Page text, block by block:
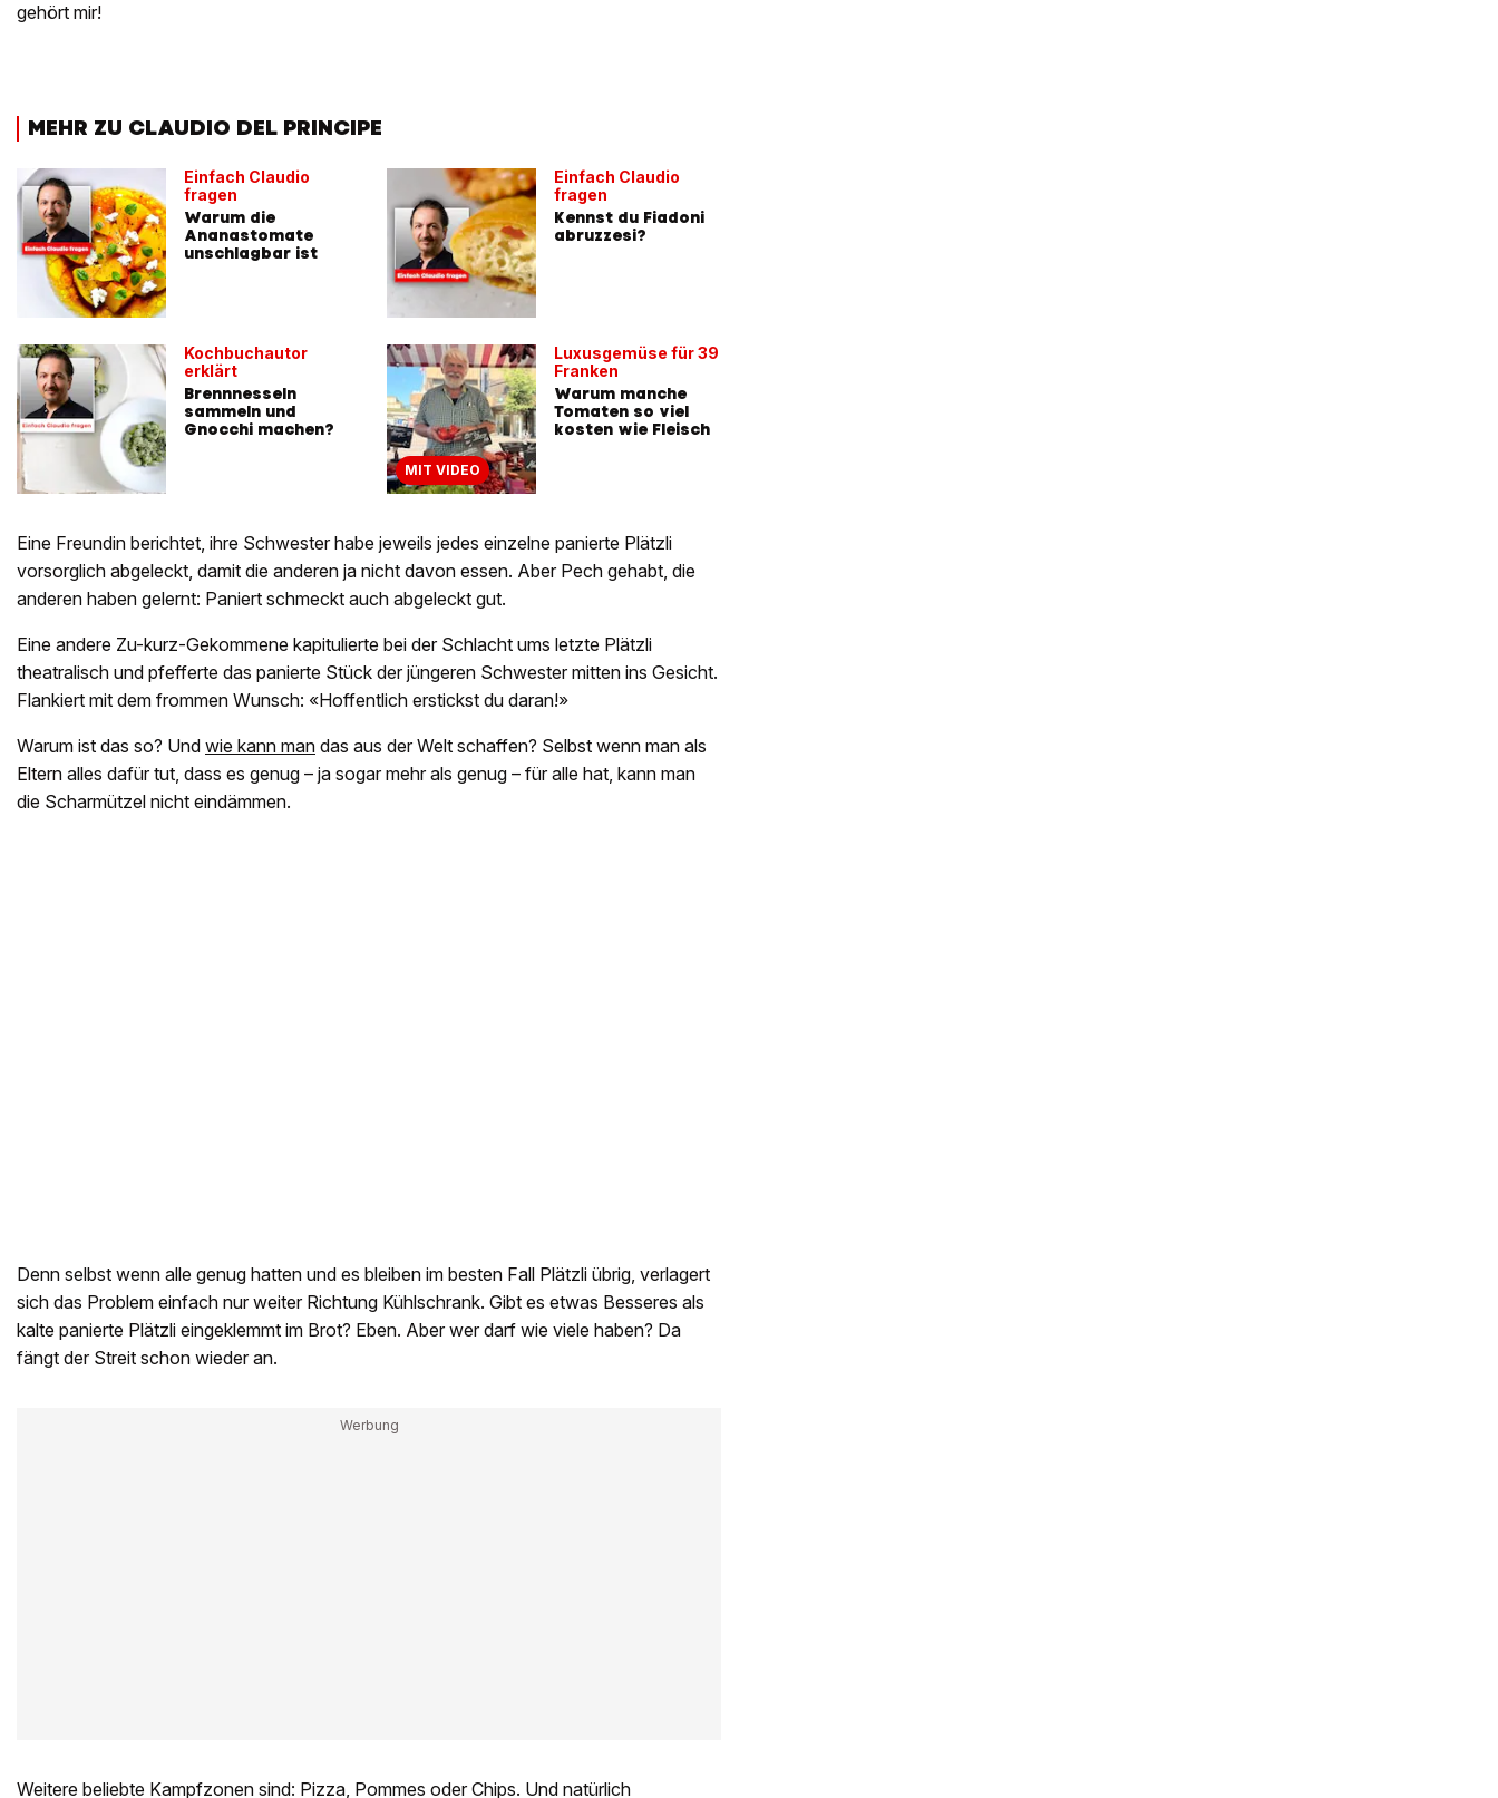
gehört mir!
MEHR ZU CLAUDIO DEL PRINCIPE
Einfach Claudio
fragen
Warum die
Ananastomate
unschlagbar ist
Kochbuchautor
erklärt
Brennnesseln
sammeln und
Gnocchi machen?
Einfach Claudio
fragen
Kennst du Fiadoni
abruzzesi?
MIT VIDEO
Luxusgemüse für 39
Franken
Warum manche
Tomaten so viel
kosten wie Fleisch
Eine Freundin berichtet, ihre Schwester habe jeweils jedes einzelne panierte Plätzli
vorsorglich abgeleckt, damit die anderen ja nicht davon essen. Aber Pech gehabt, die
anderen haben gelernt: Paniert schmeckt auch abgeleckt gut.
Eine andere Zu-kurz-Gekommene kapitulierte bei der Schlacht ums letzte Plätzli
theatralisch und pfefferte das panierte Stück der jüngeren Schwester mitten ins Gesicht.
Flankiert mit dem frommen Wunsch: «Hoffentlich erstickst du daran!»
Warum ist das so? Und wie kann man das aus der Welt schaffen? Selbst wenn man als
Eltern alles dafür tut, dass es genug – ja sogar mehr als genug – für alle hat, kann man
die Scharmützel nicht eindämmen.
Denn selbst wenn alle genug hatten und es bleiben im besten Fall Plätzli übrig, verlagert
sich das Problem einfach nur weiter Richtung Kühlschrank. Gibt es etwas Besseres als
kalte panierte Plätzli eingeklemmt im Brot? Eben. Aber wer darf wie viele haben? Da
fängt der Streit schon wieder an.
Weitere beliebte Kampfzonen sind: Pizza, Pommes oder Chips. Und natürlich